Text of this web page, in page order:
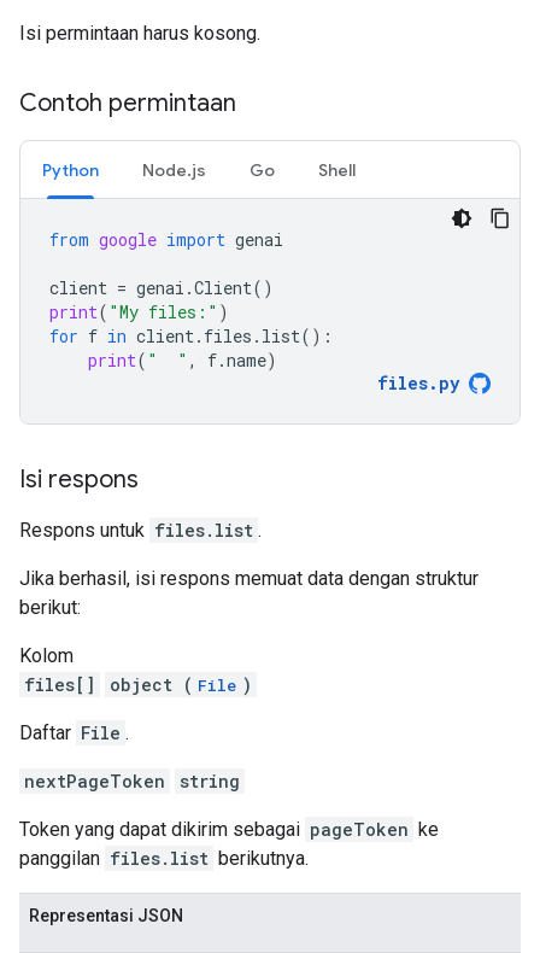
Isi permintaan harus kosong.
Contoh permintaan
Python Node.js Go Shell
from google import genai
client = genai .Client()
print( "My files:" )
for f in client. files . list():
print( "  " , f.name)
files. py
Isi respons
Respons untuk files.list .
Jika berhasil, isi respons memuat data dengan struktur
berikut:
Kolom
files[]
object ( File )
Daftar File .
nextPageToken string
Token yang dapat dikirim sebagai pageToken ke
panggilan files.list berikutnya.
Representasi JSON